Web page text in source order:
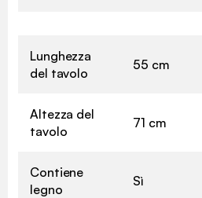
Lunghezza
del tavolo
55 cm
Altezza del
tavolo
71 cm
Contiene
legno
Sì